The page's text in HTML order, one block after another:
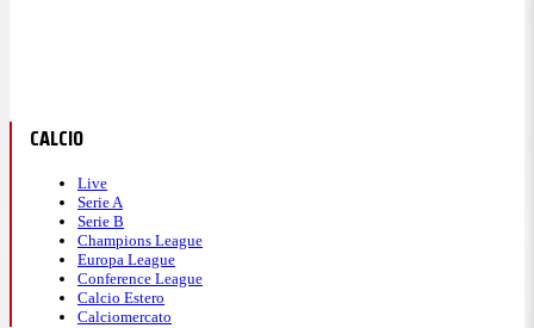
CALCIO
Live
Serie A
Serie B
Champions League
Europa League
Conference League
Calcio Estero
Calciomercato